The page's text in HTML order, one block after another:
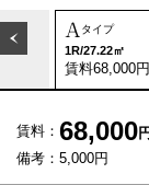
A タイプ
1R/27.22㎡
賃料68,000
賃料： 68,000
備考：5,000円